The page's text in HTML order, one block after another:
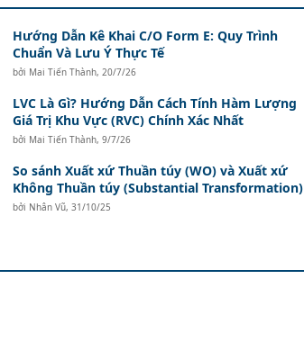
Hướng Dẫn Kê Khai C/O Form E: Quy Trình
Chuẩn Và Lưu Ý Thực Tế
bởi Mai Tiến Thành, 20/7/26
LVC Là Gì? Hướng Dẫn Cách Tính Hàm Lượng
Giá Trị Khu Vực (RVC) Chính Xác Nhất
bởi Mai Tiến Thành, 9/7/26
So sánh Xuất xứ Thuần túy (WO) và Xuất xứ
Không Thuần túy (Substantial Transformation)
bởi Nhân Vũ, 31/10/25